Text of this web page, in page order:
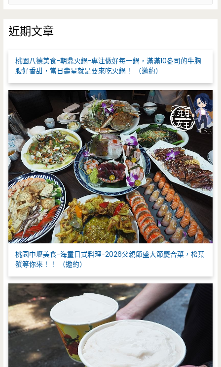
鍵
字
近期文章
桃園八德美食-朝鼎火鍋-專注做好每一鍋，滿滿10盎司的牛胸
腹好香甜，當日壽星就是要來吃火鍋！ （邀約）
桃園中壢美食-海童日式料理-2026父親節盛大節慶合菜，松葉
蟹等你來！！ （邀約）